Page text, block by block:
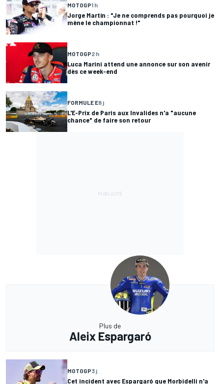
MOTOGP1 h
Jorge Martín : "Je ne comprends pas pourquoi je
mène le championnat !"
MOTOGP2 h
Luca Marini attend une annonce sur son avenir
dès ce week-end
FORMULE E8 j
L'E-Prix de Paris aux Invalides n'a "aucune
chance" de faire son retour
Plus de
Aleix Espargaró
MOTOGP3 j
Cet incident avec Espargaró que Morbidelli n'a